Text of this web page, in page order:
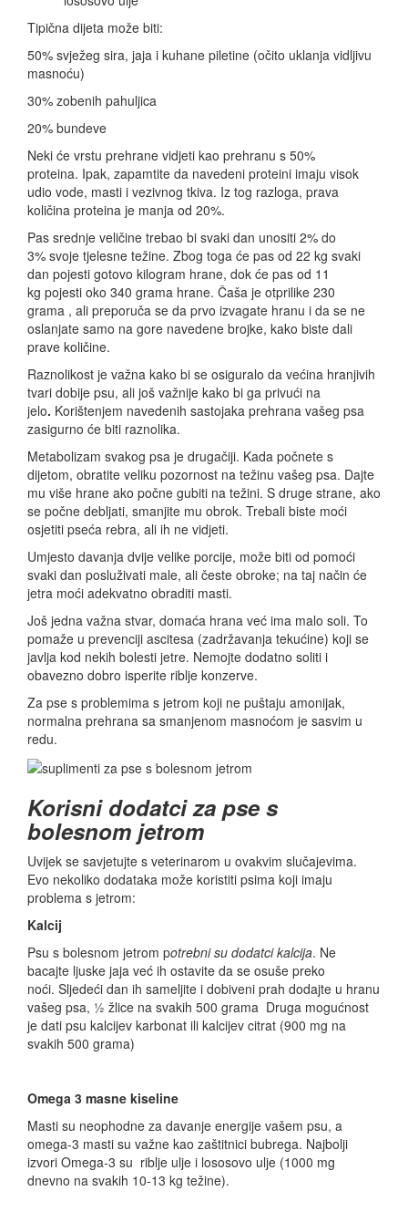
Tipična dijeta može biti:
50% svježeg sira, jaja i kuhane piletine (očito uklanja vidljivu
masnoću)
30% zobenih pahuljica
20% bundeve
Neki će vrstu prehrane vidjeti kao prehranu s 50%
proteina. Ipak, zapamtite da navedeni proteini imaju visok
udio vode, masti i vezivnog tkiva. Iz tog razloga, prava
količina proteina je manja od 20%.
Pas srednje veličine trebao bi svaki dan unositi 2% do
3% svoje tjelesne težine. Zbog toga će pas od 22 kg svaki
dan pojesti gotovo kilogram hrane, dok će pas od 11
kg pojesti oko 340 grama hrane. Čaša je otprilike 230
grama , ali preporuča se da prvo izvagate hranu i da se ne
oslanjate samo na gore navedene brojke, kako biste dali
prave količine.
Raznolikost je važna kako bi se osiguralo da većina hranjivih
tvari dobije psu, ali još važnije kako bi ga privući na
jelo. Korištenjem navedenih sastojaka prehrana vašeg psa
zasigurno će biti raznolika.
Metabolizam svakog psa je drugačiji. Kada počnete s
dijetom, obratite veliku pozornost na težinu vašeg psa. Dajte
mu više hrane ako počne gubiti na težini. S druge strane, ako
se počne debljati, smanjite mu obrok. Trebali biste moći
osjetiti pseća rebra, ali ih ne vidjeti.
Umjesto davanja dvije velike porcije, može biti od pomoći
svaki dan posluživati ​​male, ali česte obroke; na taj način će
jetra moći adekvatno obraditi masti.
Još jedna važna stvar, domaća hrana već ima malo soli. To
pomaže u prevenciji ascitesa (zadržavanja tekućine) koji se
javlja kod nekih bolesti jetre. Nemojte dodatno soliti i
obavezno dobro isperite riblje konzerve.
Za pse s problemima s jetrom koji ne puštaju amonijak,
normalna prehrana sa smanjenom masnoćom je sasvim u
redu.
Korisni dodatci za pse s
bolesnom jetrom
Uvijek se savjetujte s veterinarom u ovakvim slučajevima.
Evo nekoliko dodataka može koristiti psima koji imaju
problema s jetrom:
Kalcij
Psu s bolesnom jetrom potrebni su dodatci kalcija. Ne
bacajte ljuske jaja već ih ostavite da se osuše preko
noći. Sljedeći dan ih sameljite i dobiveni prah dodajte u hranu
vašeg psa, ½ žlice na svakih 500 grama Druga mogućnost
je dati psu kalcijev karbonat ili kalcijev citrat (900 mg na
svakih 500 grama)
Omega 3 masne kiseline
Masti su neophodne za davanje energije vašem psu, a
omega-3 masti su važne kao zaštitnici bubrega. Najbolji
izvori Omega-3 su riblje ulje i lososovo ulje (1000 mg
dnevno na svakih 10-13 kg težine).